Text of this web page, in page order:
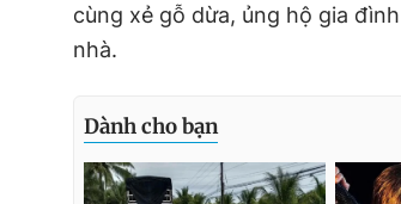
cùng xẻ gỗ dừa, ủng hộ gia
nhà.